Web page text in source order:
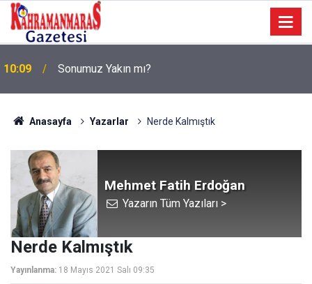
10:09 Sonumuz Yakın mı?
Anasayfa Yazarlar Nerde Kalmıştık
Mehmet Fatih Erdoğan
Yazarın Tüm Yazıları >
Nerde Kalmıştık
Yayınlanma: 18 Mayıs 2021 Salı 09:35